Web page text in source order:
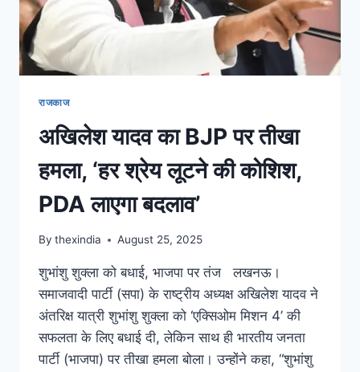
राजकाज
अखिलेश यादव का BJP पर तीखा
हमला, ‘हर श्रेय लूटने की कोशिश,
PDA लाएगा बदलाव’
By thexindia August 25, 2025
शुभांशु शुक्ला को बधाई, भाजपा पर तंज लखनऊ।
समाजवादी पार्टी (सपा) के राष्ट्रीय अध्यक्ष अखिलेश यादव ने
अंतरिक्ष यात्री शुभांशु शुक्ला को ‘एक्सिओम मिशन 4’ की
सफलता के लिए बधाई दी, लेकिन साथ ही भारतीय जनता
पार्टी (भाजपा) पर तीखा हमला बोला। उन्होंने कहा, “शुभांशु